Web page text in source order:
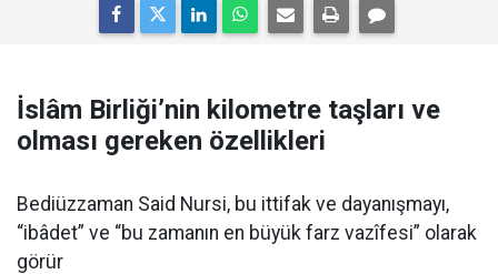
İslâm Birliği’nin kilometre taşları ve
olması gereken özellikleri
Bediüzzaman Said Nursi, bu ittifak ve dayanışmayı,
“ibâdet” ve “bu zamanın en büyük farz vazîfesi” olarak
görür